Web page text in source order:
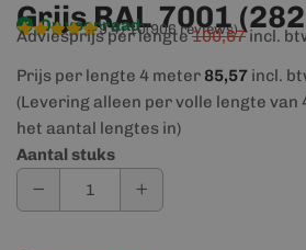
Grijs RAL 7001
Op voorraad
9,4/10(906 reviews)
Adviesprijs per lengte100,67incl.
Prijs per lengte 4 meter 85,57 incl.
(Levering alleen per volle lengte
het aantal lengtes in)
Aantal stuks